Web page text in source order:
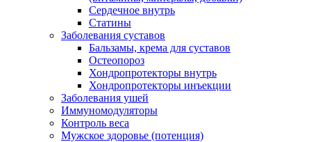
Сердечное внутрь
Статины
Заболевания суставов
Бальзамы, крема для суставов
Остеопороз
Хондропротекторы внутрь
Хондропротекторы инъекции
Заболевания ушей
Иммуномодуляторы
Контроль веса
Мужское здоровье (потенция)